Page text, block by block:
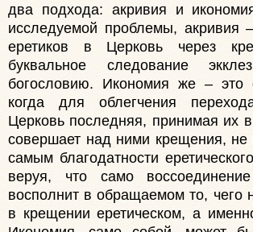
два подхода: акривия и
исследуемой проблемы, акривия
еретиков в Церковь через
буквальное следование
богословию. Икономия же – это
когда для облегчения
Церковь последняя, принимая их
совершает над ними крещения, не
самым благодатности
веруя, что само
восполнит в обращаемом то, чего
в крещении еретическом, а